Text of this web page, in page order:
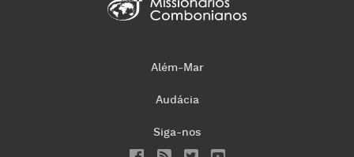
Além-Mar
Audácia
Siga-nos